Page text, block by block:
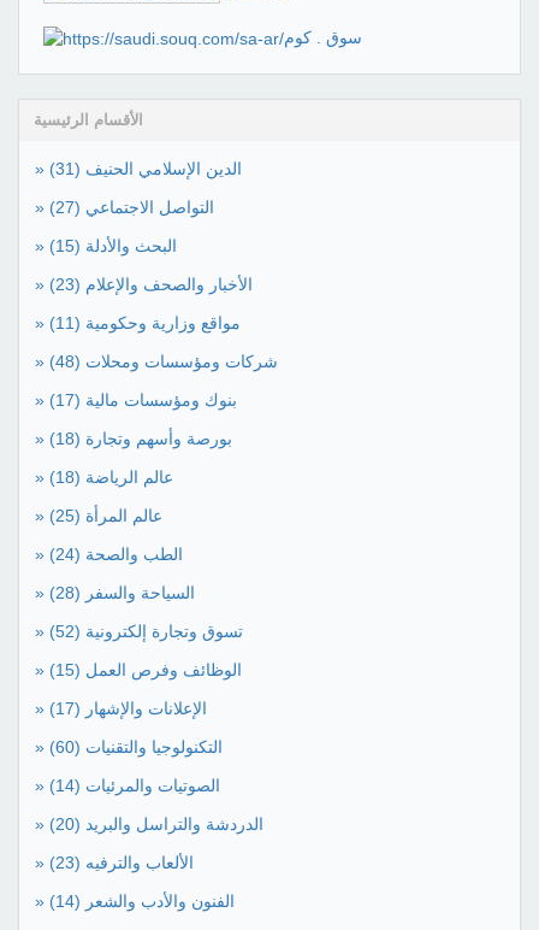
سوق . كوم
الأقسام الرئيسية
» الدين الإسلامي الحنيف (31)
» التواصل الاجتماعي (27)
» البحث والأدلة (15)
» الأخبار والصحف والإعلام (23)
» مواقع وزارية وحكومية (11)
» شركات ومؤسسات ومحلات (48)
» بنوك ومؤسسات مالية (17)
» بورصة وأسهم وتجارة (18)
» عالم الرياضة (18)
» عالم المرأة (25)
» الطب والصحة (24)
» السياحة والسفر (28)
» تسوق وتجارة إلكترونية (52)
» الوظائف وفرص العمل (15)
» الإعلانات والإشهار (17)
» التكنولوجيا والتقنيات (60)
» الصوتيات والمرئيات (14)
» الدردشة والتراسل والبريد (20)
» الألعاب والترفيه (23)
» الفنون والأدب والشعر (14)